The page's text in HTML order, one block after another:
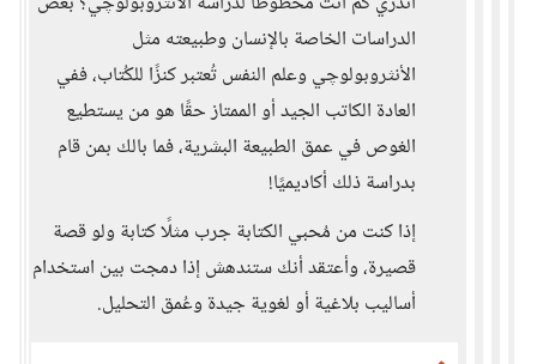
الدراسات الخاصة بالإنسان وطبيعته مثل
الأنثروبولوچي وعلم النفس تُعتبر كنزًا للكُتاب، ففي
العادة الكاتب الجيد أو الممتاز حقًا هو من يستطيع
الغوص في عمق الطبيعة البشرية، فما بالك بمن قام
بدراسة ذلك أكاديميًا!
إذا كنت من مُحبي الكتابة جرب مثلًا كتابة ولو قصة
قصيرة، وأعتقد أنك ستندهش إذا دمجت بين استخدام
أساليب بلاغية أو لغوية جيدة وعُمق التحليل.